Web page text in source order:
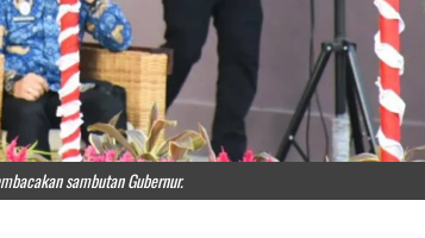
sambutan Gubernur.